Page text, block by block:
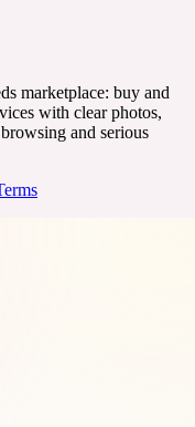
marketplace: buy and
with clear photos,
and serious